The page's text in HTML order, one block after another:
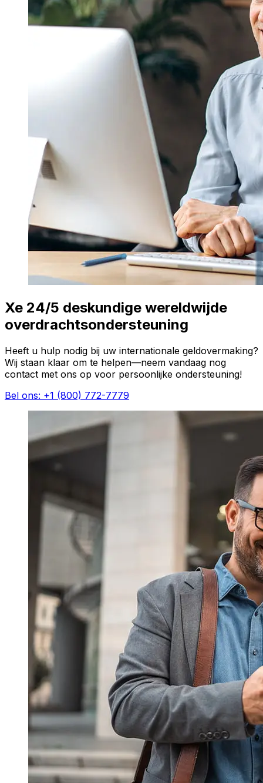
Xe 24/5 deskundige wereldwijde
overdrachtsondersteuning
Heeft u hulp nodig bij uw internationale geldovermaking?
Wij staan klaar om te helpen—neem vandaag nog
contact met ons op voor persoonlijke ondersteuning!
Bel ons: +1 (800) 772-7779